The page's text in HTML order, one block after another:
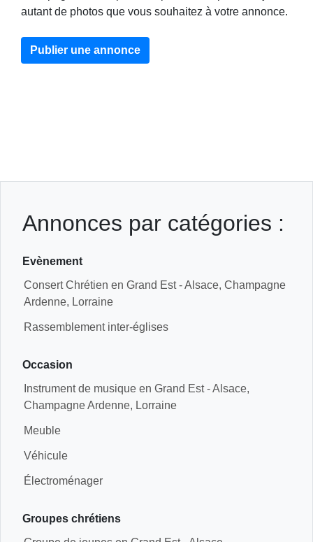
autant de photos que vous souhaitez à votre annonce.
Publier une annonce
Annonces par catégories :
Evènement
Consert Chrétien en Grand Est - Alsace, Champagne
Ardenne, Lorraine
Rassemblement inter-églises
Occasion
Instrument de musique en Grand Est - Alsace,
Champagne Ardenne, Lorraine
Meuble
Véhicule
Électroménager
Groupes chrétiens